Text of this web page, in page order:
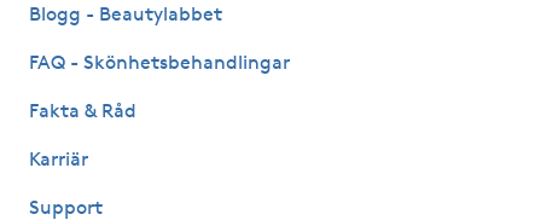
Kosmetisk tatuering
Kostrådgivning
Blogg - Beautylabbet
FAQ - Skönhetsbehandlingar
Fakta & Råd
Karriär
Support